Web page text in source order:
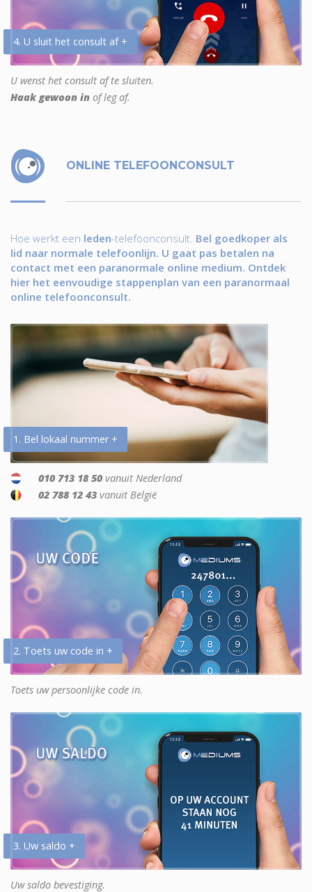
4. U sluit het consult af +
U wenst het consult af te sluiten.
Haak gewoon in of leg af.
ONLINE TELEFOONCONSULT
Hoe werkt een leden-telefoonconsult. Bel goedkoper als
lid naar normale telefoonlijn. U gaat pas betalen na
contact met een paranormale online medium. Ontdek
hier het eenvoudige stappenplan van een paranormaal
online telefoonconsult.
1. Bel lokaal nummer +
010 713 18 50 vanuit Nederland
02 788 12 43 vanuit België
2. Toets uw code in +
Toets uw persoonlijke code in.
3. Uw saldo +
Uw saldo bevestiging.